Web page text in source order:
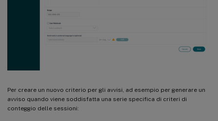
Per creare un nuovo criterio per gli avvisi, ad esempio per generare un
avviso quando viene soddisfatta una serie specifica di criteri di
conteggio delle sessioni: